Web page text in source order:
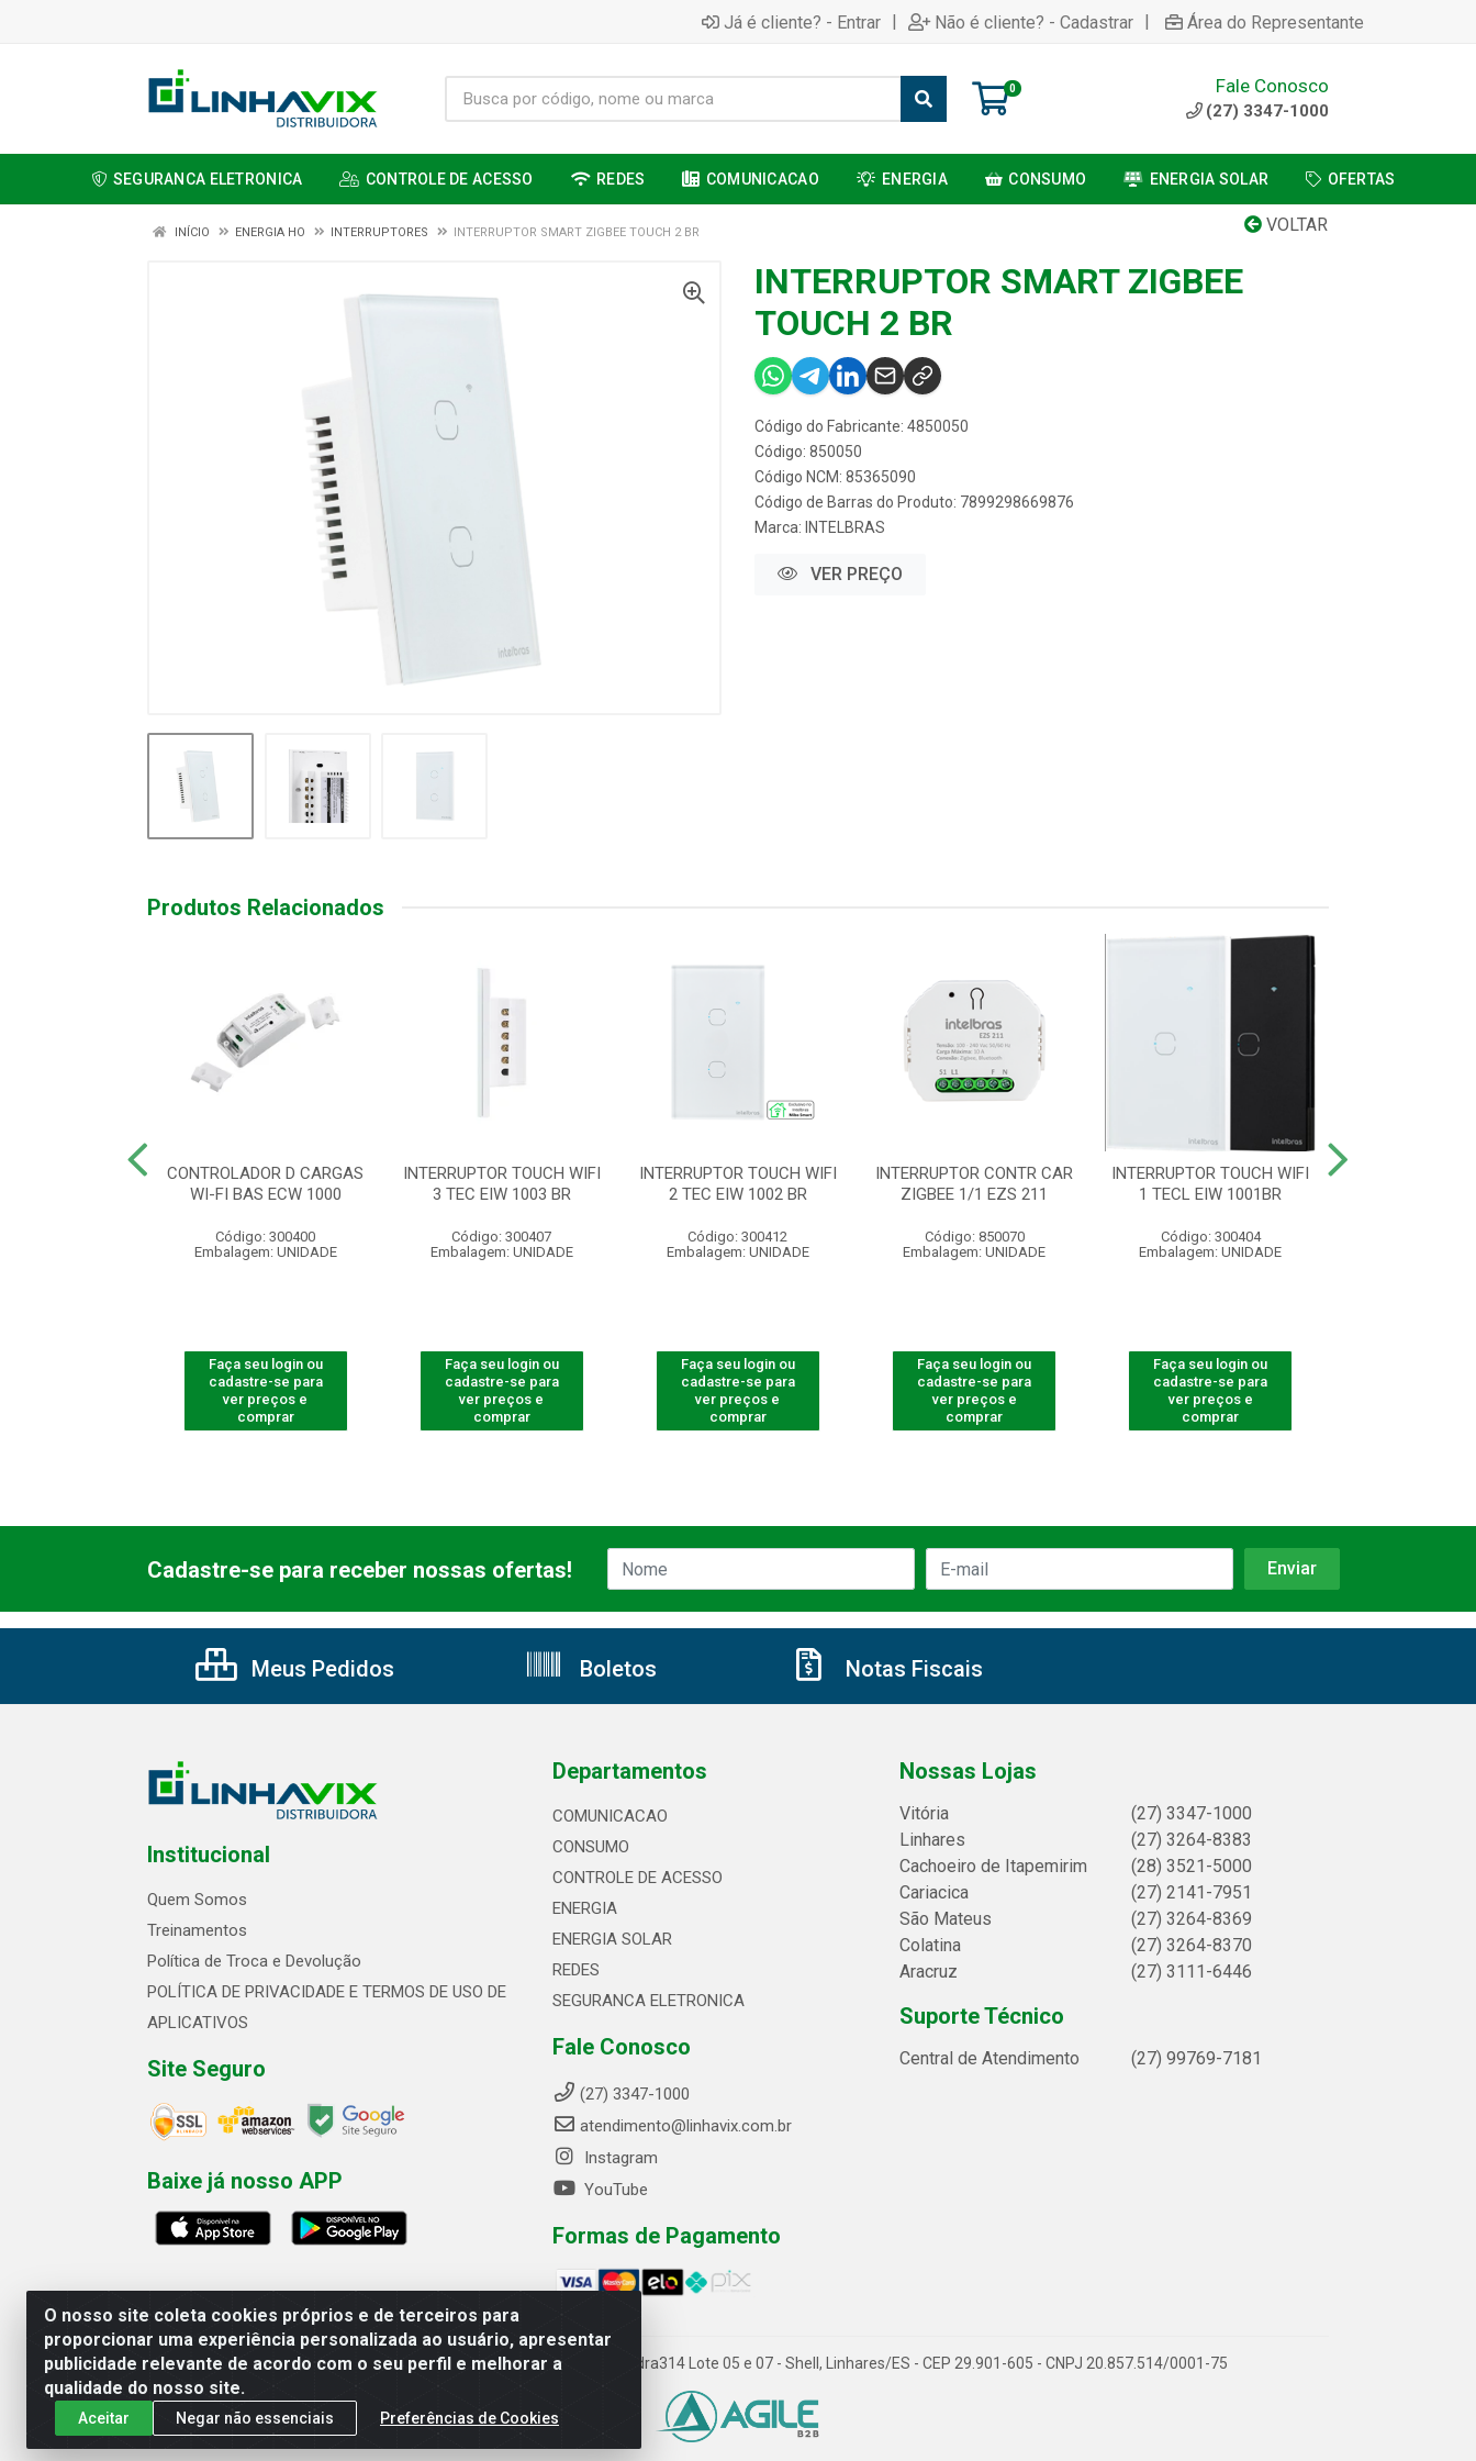
Já é cliente? - Entrar | Não é cliente? - Cadastrar | Área do Representante
0 Fale Conosco
(27) 3347-1000
SEGURANCA ELETRONICA CONTROLE DE ACESSO REDES COMUNICACAO ENERGIA CONSUMO ENERGIA SOLAR OFERTAS
VOLTAR
INÍCIO ENERGIA HO INTERRUPTORES INTERRUPTOR SMART ZIGBEE TOUCH 2 BR
INTERRUPTOR SMART ZIGBEE
TOUCH 2 BR
Código do Fabricante: 4850050
Código: 850050
Código NCM: 85365090
Código de Barras do Produto: 7899298669876
Marca: INTELBRAS
VER PREÇO
Produtos Relacionados
CONTROLADOR D CARGAS
WI-FI BAS ECW 1000
Código: 300400
Embalagem: UNIDADE
Faça seu login ou
cadastre-se para
ver preços e
comprar
INTERRUPTOR TOUCH WIFI
3 TEC EIW 1003 BR
Código: 300407
Embalagem: UNIDADE
Faça seu login ou
cadastre-se para
ver preços e
comprar
INTERRUPTOR TOUCH WIFI
2 TEC EIW 1002 BR
Código: 300412
Embalagem: UNIDADE
Faça seu login ou
cadastre-se para
ver preços e
comprar
INTERRUPTOR CONTR CAR
ZIGBEE 1/1 EZS 211
Código: 850070
Embalagem: UNIDADE
Faça seu login ou
cadastre-se para
ver preços e
comprar
INTERRUPTOR TOUCH WIFI
1 TECL EIW 1001BR
Código: 300404
Embalagem: UNIDADE
Faça seu login ou
cadastre-se para
ver preços e
comprar
O nosso site coleta cookies próprios e de terceiros para
proporcionar uma experiência personalizada ao usuário, apresentar
publicidade relevante de acordo com o seu perfil e melhorar a
qualidade do nosso site.
Aceitar Negar não essenciais Preferências de Cookies
Cadastre-se para receber nossas ofertas!
Meus Pedidos Boletos Notas Fiscais
Institucional
Quem Somos
Treinamentos
Política de Troca e Devolução
POLÍTICA DE PRIVACIDADE E TERMOS DE USO DE
APLICATIVOS
Site Seguro
Baixe já nosso APP
Departamentos
COMUNICACAO
CONSUMO
CONTROLE DE ACESSO
ENERGIA
ENERGIA SOLAR
REDES
SEGURANCA ELETRONICA
Fale Conosco
(27) 3347-1000
atendimento@linhavix.com.br
Instagram
YouTube
Formas de Pagamento
Nossas Lojas
Vitória
(27) 3347-1000
Linhares
(27) 3264-8383
Cachoeiro de Itapemirim
(28) 3521-5000
Cariacica
(27) 2141-7951
São Mateus
(27) 3264-8369
Colatina
(27) 3264-8370
Aracruz
(27) 3111-6446
Suporte Técnico
Central de Atendimento (27) 99769-7181
Linhavix Distribuidora LTDA - Avenida Alegre, 2521 - Quadra314 Lote 05 e 07 - Shell, Linhares/ES - CEP 29.901-605 - CNPJ 20.857.514/0001-75